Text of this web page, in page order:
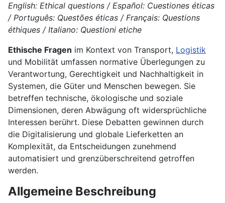
English: Ethical questions / Español: Cuestiones éticas
/ Português: Questões éticas / Français: Questions
éthiques / Italiano: Questioni etiche
Ethische Fragen im Kontext von Transport, Logistik
und Mobilität umfassen normative Überlegungen zu
Verantwortung, Gerechtigkeit und Nachhaltigkeit in
Systemen, die Güter und Menschen bewegen. Sie
betreffen technische, ökologische und soziale
Dimensionen, deren Abwägung oft widersprüchliche
Interessen berührt. Diese Debatten gewinnen durch
die Digitalisierung und globale Lieferketten an
Komplexität, da Entscheidungen zunehmend
automatisiert und grenzüberschreitend getroffen
werden.
Allgemeine Beschreibung